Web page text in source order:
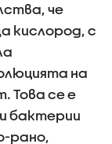
че
кислород, с
на
Това се е
бактерии
рано,